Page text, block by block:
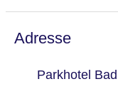
Adresse
Parkhotel